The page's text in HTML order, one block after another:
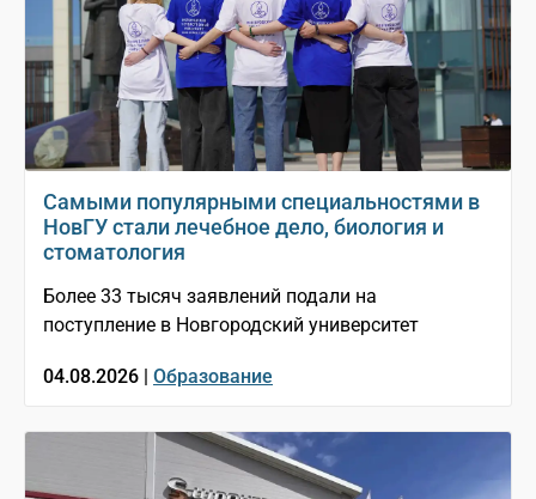
Самыми популярными специальностями в
НовГУ стали лечебное дело, биология и
стоматология
Более 33 тысяч заявлений подали на
поступление в Новгородский университет
04.08.2026 | Образование